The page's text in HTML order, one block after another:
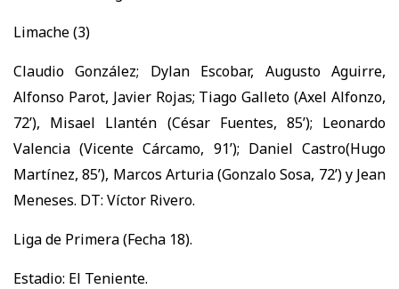
Limache (3)
Claudio González; Dylan Escobar, Augusto Aguirre,
Alfonso Parot, Javier Rojas; Tiago Galleto (Axel Alfonzo,
72’), Misael Llantén (César Fuentes, 85’); Leonardo
Valencia (Vicente Cárcamo, 91’); Daniel Castro(Hugo
Martínez, 85’), Marcos Arturia (Gonzalo Sosa, 72’) y Jean
Meneses. DT: Víctor Rivero.
Liga de Primera (Fecha 18).
Estadio: El Teniente.